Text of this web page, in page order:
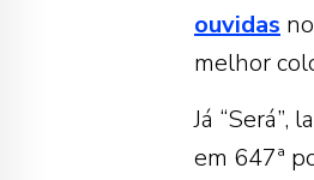
ouvidas
melhor
Já “Será”,
em 647ª